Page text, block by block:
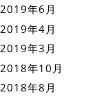
2019年6月
2019年4月
2019年3月
2018年10月
2018年8月